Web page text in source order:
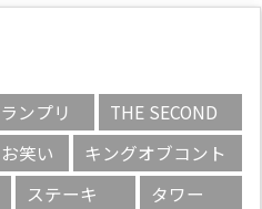
ンプリ
THE SECOND
お笑い
キングオブコント
ステーキ
タワー